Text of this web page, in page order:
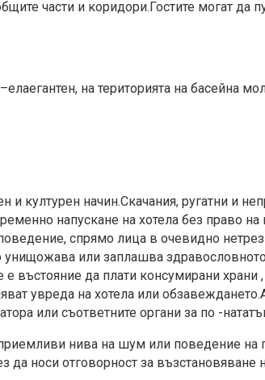
части и коридори.Гостите могат да
на територията на басейна
културен начин.Скачания, ругатни и
напускане на хотела без право
спрямо лица в очевидно
или заплашва
да плати консумирани храни
увреда на хотела или
или съответните органи за по -
нива на шум или поведение на
да носи отговорност за